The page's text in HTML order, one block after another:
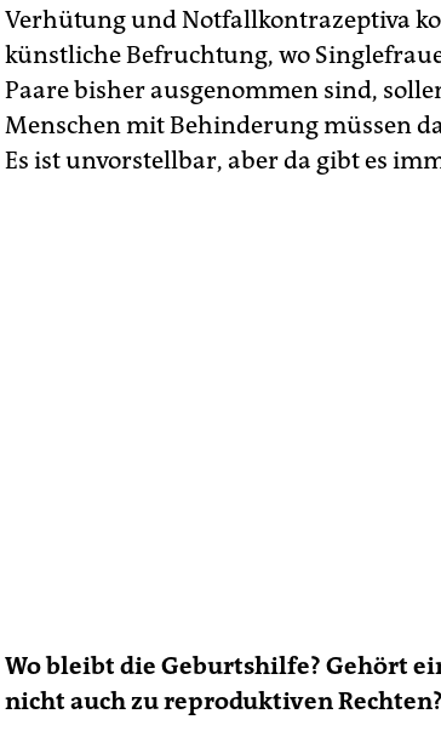
Verhütung und Notfallkontrazeptiva
künstliche Befruchtung, wo
Paare bisher ausgenommen sind,
Menschen mit Behinderung müssen
Es ist unvorstellbar, aber da gibt es
Wo bleibt die Geburtshilfe? Gehört
nicht auch zu reproduktiven Rechten?